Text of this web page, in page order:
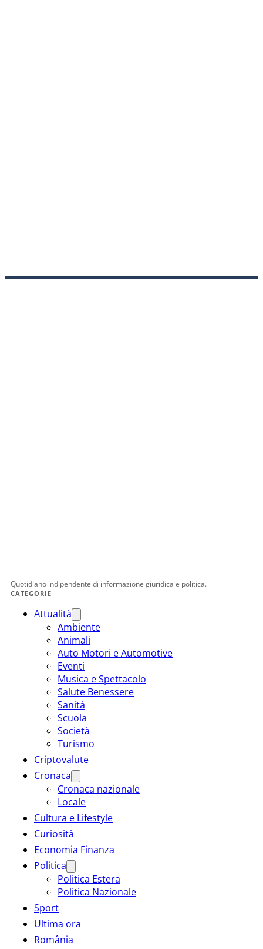
Quotidiano indipendente di informazione giuridica e politica.
CATEGORIE
Attualità
Ambiente
Animali
Auto Motori e Automotive
Eventi
Musica e Spettacolo
Salute Benessere
Sanità
Scuola
Società
Turismo
Criptovalute
Cronaca
Cronaca nazionale
Locale
Cultura e Lifestyle
Curiosità
Economia Finanza
Politica
Politica Estera
Politica Nazionale
Sport
Ultima ora
România